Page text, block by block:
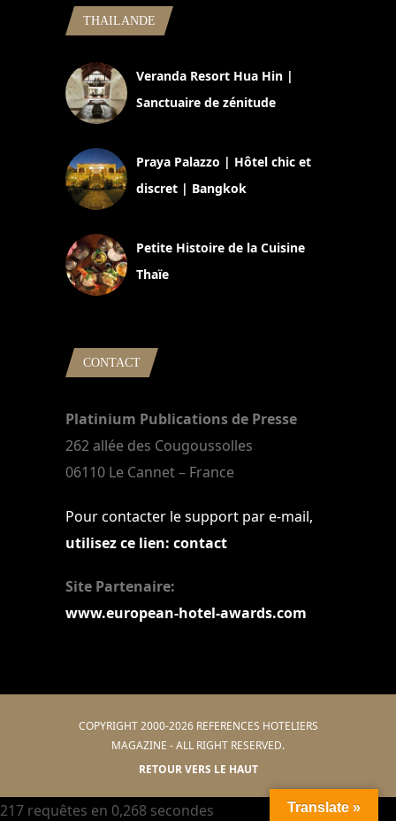
THAILANDE
Veranda Resort Hua Hin |
Sanctuaire de zénitude
Praya Palazzo | Hôtel chic et
discret | Bangkok
Petite Histoire de la Cuisine
Thaïe
CONTACT
Platinium Publications de Presse
262 allée des Cougoussolles
06110 Le Cannet – France
Pour contacter le support par e-mail,
utilisez ce lien: contact
Site Partenaire:
www.european-hotel-awards.com
COPYRIGHT 2000-2026 REFERENCES HOTELIERS
MAGAZINE - ALL RIGHT RESERVED.
RETOUR VERS LE HAUT
Translate »
217 requêtes en 0,268 secondes